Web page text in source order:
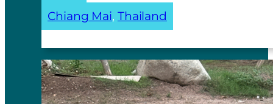
Chiang Mai, Thailand